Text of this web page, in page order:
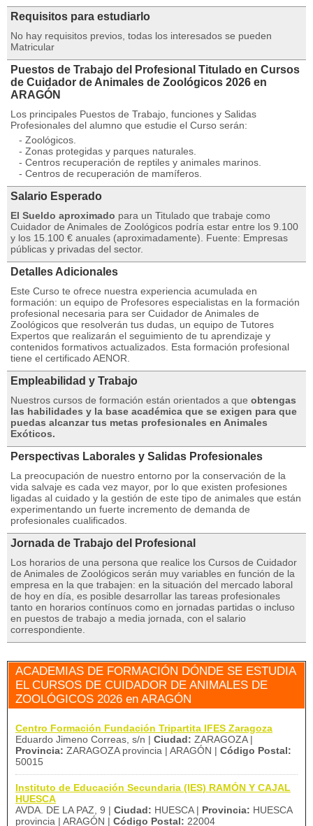
Requisitos para estudiarlo
No hay requisitos previos, todas los interesados se pueden
Matricular
Puestos de Trabajo del Profesional Titulado en Cursos
de Cuidador de Animales de Zoológicos 2026 en
ARAGÓN
Los principales Puestos de Trabajo, funciones y Salidas
Profesionales del alumno que estudie el Curso serán:
- Zoológicos.
- Zonas protegidas y parques naturales.
- Centros recuperación de reptiles y animales marinos.
- Centros de recuperación de mamíferos.
Salario Esperado
El Sueldo aproximado para un Titulado que trabaje como
Cuidador de Animales de Zoológicos podría estar entre los 9.100
y los 15.100 € anuales (aproximadamente). Fuente: Empresas
públicas y privadas del sector.
Detalles Adicionales
Este Curso te ofrece nuestra experiencia acumulada en
formación: un equipo de Profesores especialistas en la formación
profesional necesaria para ser Cuidador de Animales de
Zoológicos que resolverán tus dudas, un equipo de Tutores
Expertos que realizarán el seguimiento de tu aprendizaje y
contenidos formativos actualizados. Esta formación profesional
tiene el certificado AENOR.
Empleabilidad y Trabajo
Nuestros cursos de formación están orientados a que obtengas
las habilidades y la base académica que se exigen para que
puedas alcanzar tus metas profesionales en Animales
Exóticos.
Perspectivas Laborales y Salidas Profesionales
La preocupación de nuestro entorno por la conservación de la
vida salvaje es cada vez mayor, por lo que existen profesiones
ligadas al cuidado y la gestión de este tipo de animales que están
experimentando un fuerte incremento de demanda de
profesionales cualificados.
Jornada de Trabajo del Profesional
Los horarios de una persona que realice los Cursos de Cuidador
de Animales de Zoológicos serán muy variables en función de la
empresa en la que trabajen: en la situación del mercado laboral
de hoy en día, es posible desarrollar las tareas profesionales
tanto en horarios contínuos como en jornadas partidas o incluso
en puestos de trabajo a media jornada, con el salario
correspondiente.
ACADEMIAS DE FORMACIÓN DÓNDE SE ESTUDIA
EL CURSOS DE CUIDADOR DE ANIMALES DE
ZOOLÓGICOS 2026 en ARAGÓN
Centro Formación Fundación Tripartita IFES Zaragoza
Eduardo Jimeno Correas, s/n | Ciudad: ZARAGOZA |
Provincia: ZARAGOZA provincia | ARAGÓN | Código Postal:
50015
Instituto de Educación Secundaria (IES) RAMÓN Y CAJAL
HUESCA
AVDA. DE LA PAZ, 9 | Ciudad: HUESCA | Provincia: HUESCA
provincia | ARAGÓN | Código Postal: 22004